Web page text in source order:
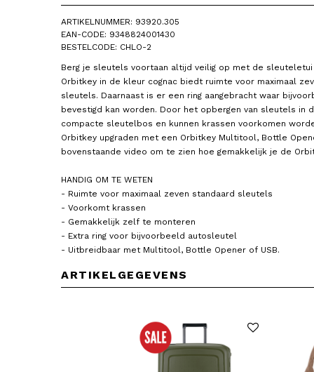
ARTIKELNUMMER: 93920.305
EAN-CODE: 9348824001430
BESTELCODE: CHLO-2
Berg je sleutels voortaan altijd veilig op met de sleuteletui
Orbitkey in de kleur cognac biedt ruimte voor maximaal
sleutels. Daarnaast is er een ring aangebracht waar
bevestigd kan worden. Door het opbergen van sleutels in
compacte sleutelbos en kunnen krassen voorkomen
Orbitkey upgraden met een Orbitkey Multitool, Bottle
bovenstaande video om te zien hoe gemakkelijk je de
HANDIG OM TE WETEN
- Ruimte voor maximaal zeven standaard sleutels
- Voorkomt krassen
- Gemakkelijk zelf te monteren
- Extra ring voor bijvoorbeeld autosleutel
- Uitbreidbaar met Multitool, Bottle Opener of USB.
ARTIKELGEGEVENS